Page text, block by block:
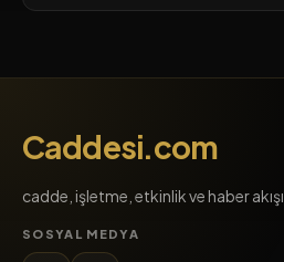
Caddesi.com
cadde, işletme, etkinlik ve haber akışı
SOSYAL MEDYA